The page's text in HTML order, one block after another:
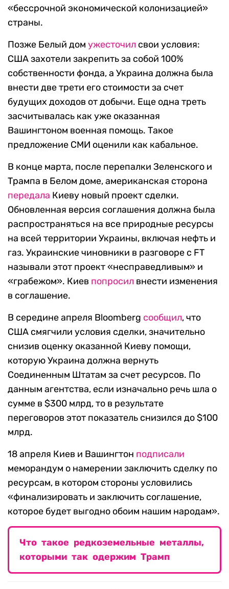
«бессрочной экономической колонизацией»
страны.
Позже Белый дом ужесточил свои условия:
США захотели закрепить за собой 100%
собственности фонда, а Украина должна была
внести две трети его стоимости за счет
будущих доходов от добычи. Еще одна треть
засчитывалась как уже оказанная
Вашингтоном военная помощь. Такое
предложение СМИ оценили как кабальное.
В конце марта, после перепалки Зеленского и
Трампа в Белом доме, американская сторона
передала Киеву новый проект сделки.
Обновленная версия соглашения должна была
распространяться на все природные ресурсы
на всей территории Украины, включая нефть и
газ. Украинские чиновники в разговоре с FT
называли этот проект «несправедливым» и
«грабежом». Киев попросил внести изменения
в соглашение.
В середине апреля Bloomberg сообщил, что
США смягчили условия сделки, значительно
снизив оценку оказанной Киеву помощи,
которую Украина должна вернуть
Соединенным Штатам за счет ресурсов. По
данным агентства, если изначально речь шла о
сумме в $300 млрд, то в результате
переговоров этот показатель снизился до $100
млрд.
18 апреля Киев и Вашингтон подписали
меморандум о намерении заключить сделку по
ресурсам, в котором стороны условились
«финализировать и заключить соглашение,
которое будет выгодно обоим нашим народам».
Что такое редкоземельные металлы,
которыми так одержим Трамп